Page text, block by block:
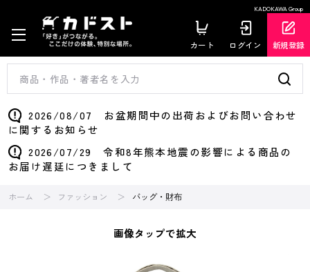
KADOKAWA Group
カート ログイン 新規登録
2026/08/07 お盆期間中の出荷およびお問い合わせ
に関するお知らせ
2026/07/29 令和8年熊本地震の影響による商品の
お届け遅延につきまして
ホーム ファッション バッグ・財布
画像タップで拡大